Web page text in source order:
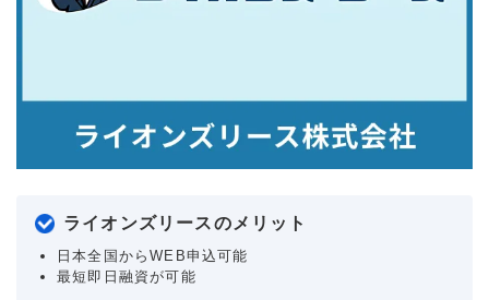
ライオンズリースのメリット
日本全国からWEB申込可能
最短即日融資が可能